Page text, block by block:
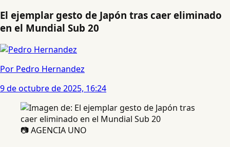
El ejemplar gesto de Japón tras caer eliminado
en el Mundial Sub 20
Por Pedro Hernandez
9 de octubre de 2025, 16:24
📷 AGENCIA UNO